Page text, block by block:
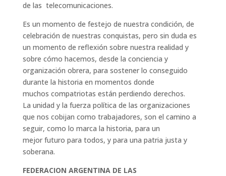
de las telecomunicaciones.
Es un momento de festejo de nuestra condición, de
celebración de nuestras conquistas, pero sin duda es
un momento de reflexión sobre nuestra realidad y
sobre cómo hacemos, desde la conciencia y
organización obrera, para sostener lo conseguido
durante la historia en momentos donde
muchos compatriotas están perdiendo derechos.
La unidad y la fuerza política de las organizaciones
que nos cobijan como trabajadores, son el camino a
seguir, como lo marca la historia, para un
mejor futuro para todos, y para una patria justa y
soberana.
FEDERACION ARGENTINA DE LAS